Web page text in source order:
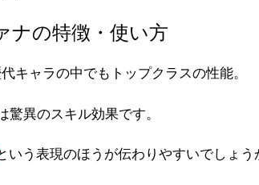
ナの特徴・使い方
キャラの中でもトップクラスの性能。
異のスキル効果です。
いう表現のほうが伝わりやすいでしょう